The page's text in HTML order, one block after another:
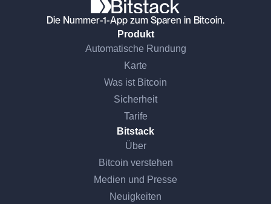
Die Nummer-1-App zum Sparen in Bitcoin.
Produkt
Automatische Rundung
Karte
Was ist Bitcoin
Sicherheit
Tarife
Bitstack
Über
Bitcoin verstehen
Medien und Presse
Neuigkeiten